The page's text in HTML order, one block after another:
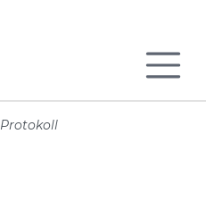
Protokoll